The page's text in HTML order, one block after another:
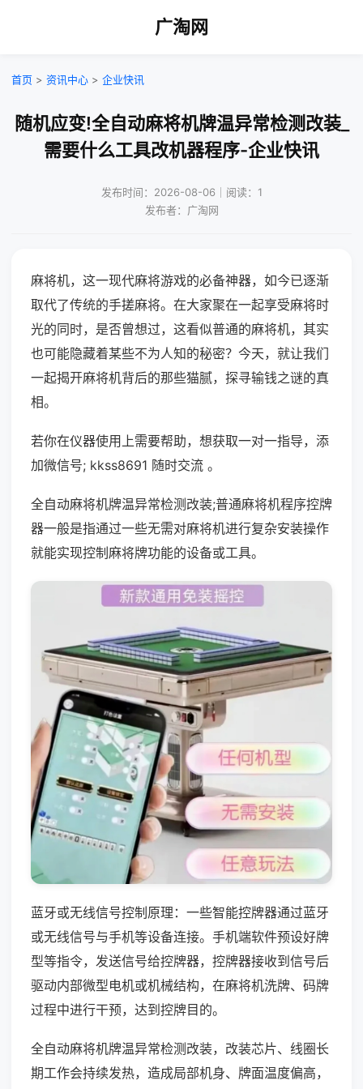
广淘网
首页 > 资讯中心 > 企业快讯
随机应变!全自动麻将机牌温异常检测改装_
需要什么工具改机器程序-企业快讯
发布时间：2026-08-06｜阅读：1
发布者：广淘网
麻将机，这一现代麻将游戏的必备神器，如今已逐渐
取代了传统的手搓麻将。在大家聚在一起享受麻将时
光的同时，是否曾想过，这看似普通的麻将机，其实
也可能隐藏着某些不为人知的秘密？今天，就让我们
一起揭开麻将机背后的那些猫腻，探寻输钱之谜的真
相。
若你在仪器使用上需要帮助，想获取一对一指导，添
加微信号; kkss8691 随时交流 。
全自动麻将机牌温异常检测改装;普通麻将机程序控牌
器一般是指通过一些无需对麻将机进行复杂安装操作
就能实现控制麻将牌功能的设备或工具。
蓝牙或无线信号控制原理：一些智能控牌器通过蓝牙
或无线信号与手机等设备连接。手机端软件预设好牌
型等指令，发送信号给控牌器，控牌器接收到信号后
驱动内部微型电机或机械结构，在麻将机洗牌、码牌
过程中进行干预，达到控牌目的。
全自动麻将机牌温异常检测改装，改装芯片、线圈长
期工作会持续发热，造成局部机身、牌面温度偏高，